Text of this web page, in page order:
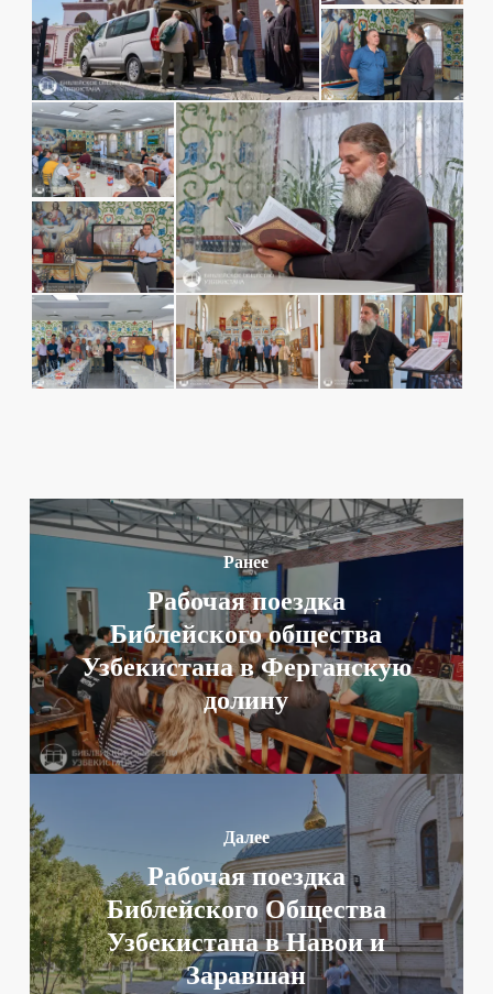
Ранее
Рабочая поездка
Библейского общества
Узбекистана в Ферганскую
долину
Далее
Рабочая поездка
Библейского Общества
Узбекистана в Навои и
Заравшан